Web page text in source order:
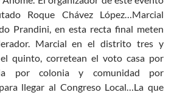
Roque Chávez López…Marcial
Prandini, en esta recta final meten
Marcial en el distrito tres y
quinto, corretean el voto casa por
por colonia y comunidad por
llegar al Congreso Local…La que